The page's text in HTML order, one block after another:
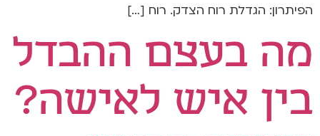
הפיתרון: הגדלת רוח הצדק. רוח […]
מה בעצם ההבדל
בין איש לאישה?